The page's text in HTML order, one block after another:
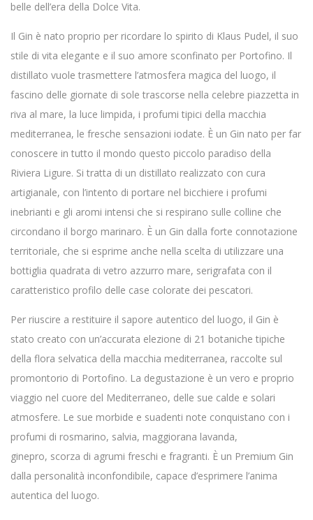
belle dell’era della Dolce Vita.
Il Gin è nato proprio per ricordare lo spirito di Klaus Pudel, il suo
stile di vita elegante e il suo amore sconfinato per Portofino. Il
distillato vuole trasmettere l’atmosfera magica del luogo, il
fascino delle giornate di sole trascorse nella celebre piazzetta in
riva al mare, la luce limpida, i profumi tipici della macchia
mediterranea, le fresche sensazioni iodate. È un Gin nato per far
conoscere in tutto il mondo questo piccolo paradiso della
Riviera Ligure. Si tratta di un distillato realizzato con cura
artigianale, con l’intento di portare nel bicchiere i profumi
inebrianti e gli aromi intensi che si respirano sulle colline che
circondano il borgo marinaro. È un Gin dalla forte connotazione
territoriale, che si esprime anche nella scelta di utilizzare una
bottiglia quadrata di vetro azzurro mare, serigrafata con il
caratteristico profilo delle case colorate dei pescatori.
Per riuscire a restituire il sapore autentico del luogo, il Gin è
stato creato con un’accurata elezione di 21 botaniche tipiche
della flora selvatica della macchia mediterranea, raccolte sul
promontorio di Portofino. La degustazione è un vero e proprio
viaggio nel cuore del Mediterraneo, delle sue calde e solari
atmosfere. Le sue morbide e suadenti note conquistano con i
profumi di rosmarino, salvia, maggiorana lavanda,
ginepro, scorza di agrumi freschi e fragranti. È un Premium Gin
dalla personalità inconfondibile, capace d’esprimere l’anima
autentica del luogo.